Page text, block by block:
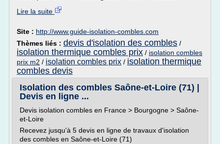
Lire la suite
Site : http://www.guide-isolation-combles.com
Thèmes liés : devis d'isolation des combles /
isolation thermique combles prix / isolation combles
prix m2 / isolation combles prix / isolation thermique
combles devis
Isolation des combles Saône-et-Loire (71) |
Devis en ligne ...
Devis isolation combles en France > Bourgogne > Saône-
et-Loire
Recevez jusqu'à 5 devis en ligne de travaux d'isolation
des combles en Saône-et-Loire (71)